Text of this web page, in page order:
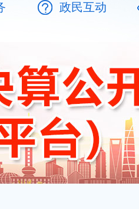
政民互动